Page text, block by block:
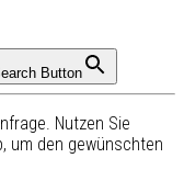
Button
Nutzen Sie
um den gewünschten